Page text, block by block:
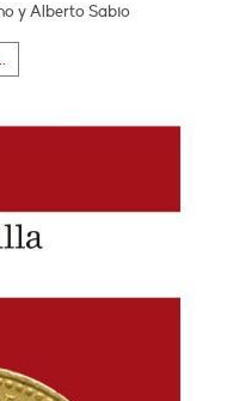
y Alberto Sabio